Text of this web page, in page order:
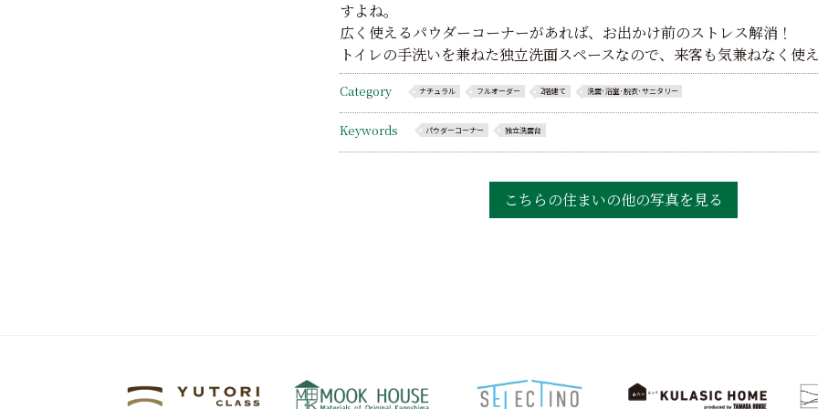
すよね。
広く使えるパウダーコーナーがあれば、お出かけ前のストレス解消！
トイレの手洗いを兼ねた独立洗面スペースなので、来客も気兼ねなく使
Category ナチュラル フルオーダー 2階建て 洗面･浴室･脱衣･サニタリー
Keywords パウダーコーナー 独立洗面台
こちらの住まいの他の写真を見る